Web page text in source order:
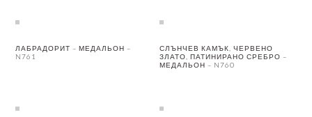
ЛАБРАДОРИТ – МЕДАЛЬОН –
N761
СЛЪНЧЕВ КАМЪК, ЧЕРВЕНО
ЗЛАТО, ПАТИНИРАНО СРЕБРО –
МЕДАЛЬОН – N760